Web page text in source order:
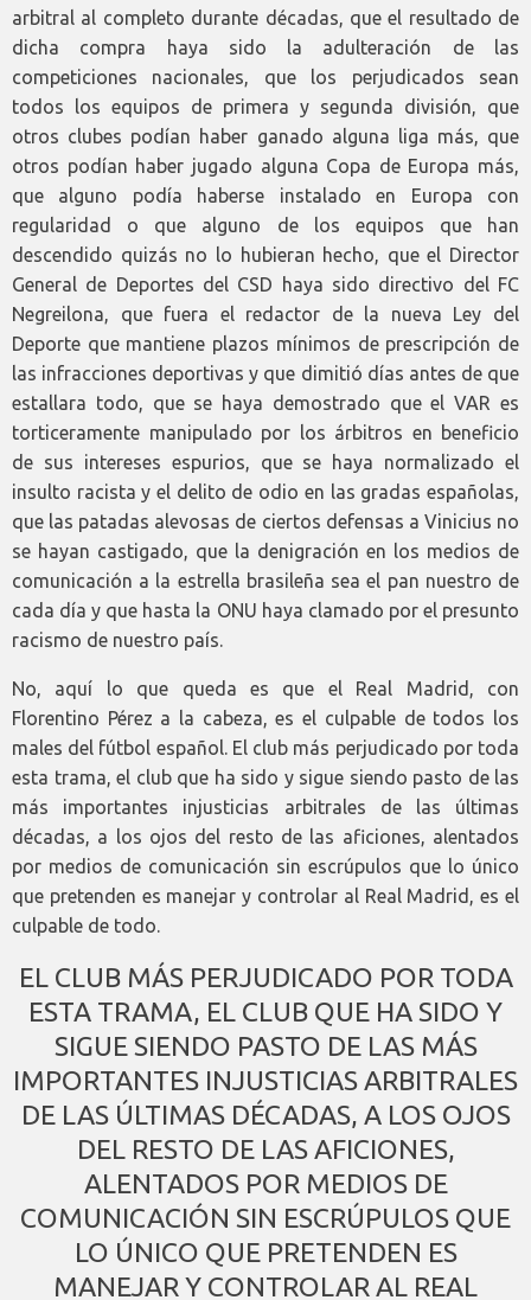
arbitral al completo durante décadas, que el resultado de
dicha compra haya sido la adulteración de las
competiciones nacionales, que los perjudicados sean
todos los equipos de primera y segunda división, que
otros clubes podían haber ganado alguna liga más, que
otros podían haber jugado alguna Copa de Europa más,
que alguno podía haberse instalado en Europa con
regularidad o que alguno de los equipos que han
descendido quizás no lo hubieran hecho, que el Director
General de Deportes del CSD haya sido directivo del FC
Negreilona, que fuera el redactor de la nueva Ley del
Deporte que mantiene plazos mínimos de prescripción de
las infracciones deportivas y que dimitió días antes de que
estallara todo, que se haya demostrado que el VAR es
torticeramente manipulado por los árbitros en beneficio
de sus intereses espurios, que se haya normalizado el
insulto racista y el delito de odio en las gradas españolas,
que las patadas alevosas de ciertos defensas a Vinicius no
se hayan castigado, que la denigración en los medios de
comunicación a la estrella brasileña sea el pan nuestro de
cada día y que hasta la ONU haya clamado por el presunto
racismo de nuestro país.
No, aquí lo que queda es que el Real Madrid, con
Florentino Pérez a la cabeza, es el culpable de todos los
males del fútbol español. El club más perjudicado por toda
esta trama, el club que ha sido y sigue siendo pasto de las
más importantes injusticias arbitrales de las últimas
décadas, a los ojos del resto de las aficiones, alentados
por medios de comunicación sin escrúpulos que lo único
que pretenden es manejar y controlar al Real Madrid, es el
culpable de todo.
EL CLUB MÁS PERJUDICADO POR TODA
ESTA TRAMA, EL CLUB QUE HA SIDO Y
SIGUE SIENDO PASTO DE LAS MÁS
IMPORTANTES INJUSTICIAS ARBITRALES
DE LAS ÚLTIMAS DÉCADAS, A LOS OJOS
DEL RESTO DE LAS AFICIONES,
ALENTADOS POR MEDIOS DE
COMUNICACIÓN SIN ESCRÚPULOS QUE
LO ÚNICO QUE PRETENDEN ES
MANEJAR Y CONTROLAR AL REAL